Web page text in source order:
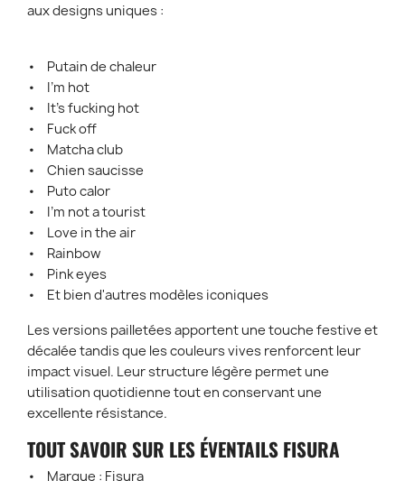
aux designs uniques :
• Putain de chaleur
• I'm hot
• It's fucking hot
• Fuck off
• Matcha club
• Chien saucisse
• Puto calor
• I'm not a tourist
• Love in the air
• Rainbow
• Pink eyes
• Et bien d'autres modèles iconiques
Les versions pailletées apportent une touche festive et
décalée tandis que les couleurs vives renforcent leur
impact visuel. Leur structure légère permet une
utilisation quotidienne tout en conservant une
excellente résistance.
TOUT SAVOIR SUR LES ÉVENTAILS FISURA
• Marque : Fisura